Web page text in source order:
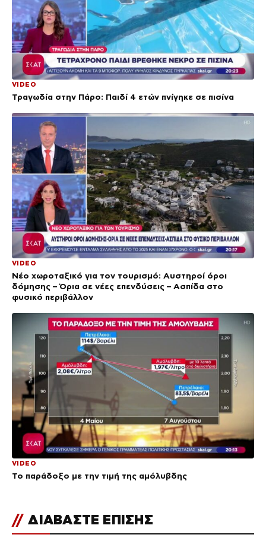
VIDEO
Τραγωδία στην Πάρο: Παιδί 4 ετών πνίγηκε σε πισίνα
VIDEO
Νέο χωροταξικό για τον τουρισμό: Αυστηροί όροι
δόμησης – Όρια σε νέες επενδύσεις – Ασπίδα στο
φυσικό περιβάλλον
VIDEO
Το παράδοξο με την τιμή της αμόλυβδης
// ΔΙΑΒΑΣΤΕ ΕΠΙΣΗΣ